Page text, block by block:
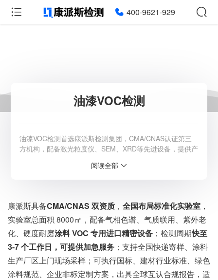
400-9621-929
油漆VOC检测
油漆VOC检测首选康派斯检测集团，CMA/CNAS认证第三
方机构，配备激光粒度仪、SEM、XRD等先进设备，提供产
检测周期：5-7个工作日，可加急
相关资质：可提供CMA、CNAS检测报告
服务模式：快递寄样、现场取样、人工送样
服务对象：企事业单位、高等院校、科研院所
服务方向：采购销售、竞标投标、生产研发、科研数据、诊
断优化、司法服务
检测标准：国家标准、行业标准、企业标准、地方标准、国
外标准、非标定制
阅读全部
康派斯具备CMA/CNAS 双资质 ， 全国布局标准化实验室 ，
实验室总面积 8000㎡，配备气相色谱、气质联用、紫外老
化、硬度耐磨涂料 VOC 专用进口精密设备 ；检测周期快至
3-7 个工作日，可提供加急服务 ；支持全国快递寄样、涂料
生产厂区上门现场采样；可执行国标、建材行业标准、绿色
涂料规范、企业非标定制方案，出具全球互认合规报告，适